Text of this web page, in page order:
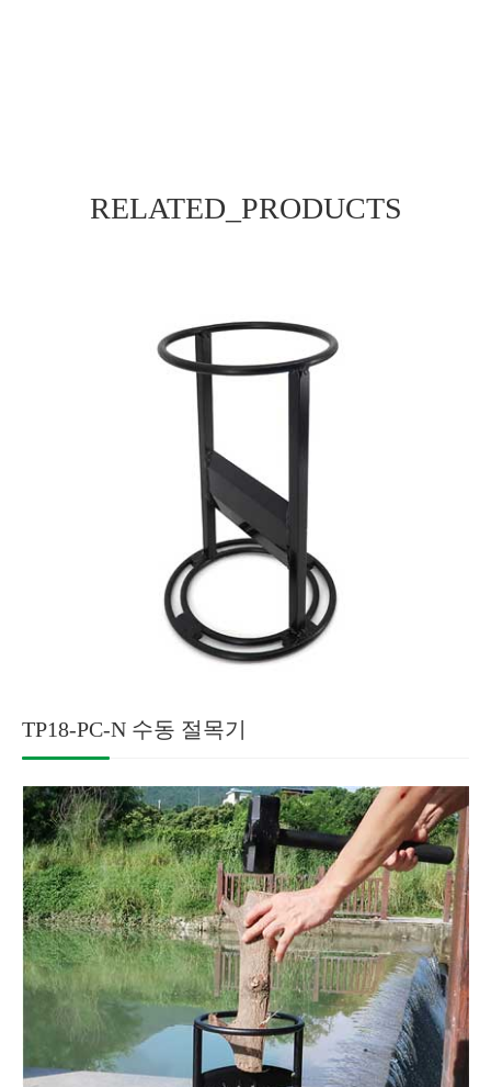
RELATED_PRODUCTS
TP18-PC-N 수동 절목기